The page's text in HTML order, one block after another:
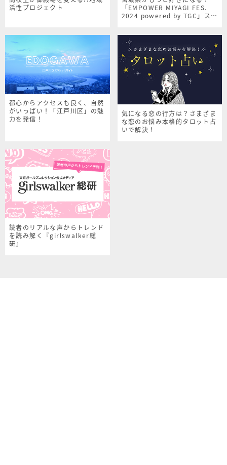
活性プロジェクト
「EMPOWER MIYAGI FES.
2024 powered by TGC」スペ
都心からアクセスも良く、自然
がいっぱい！「江戸川区」の魅
力を発信！
気になる恋の行方は？さまざま
な恋のお悩み本格的タロット占
いで解決！
読者のリアルな声からトレンド
を読み解く『girlswalker総
研』